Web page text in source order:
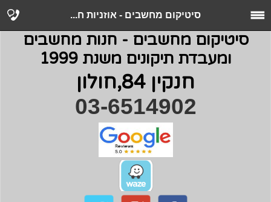
סיטיקום מחשבים - אוזניות ‏ח...
סיטיקום מחשבים - חנות מחשבים
ומעבדת תיקונים משנת 1999
חנקין 84,חולון
03-6514902